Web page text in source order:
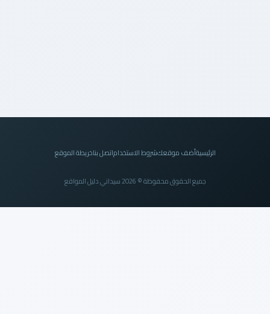
الرئيسيةأضف موقعكشروط الاستخداماتصل بناخريطة الموقع
جميع الحقوق محفوظة © 2026 سيداني دليل المواقع